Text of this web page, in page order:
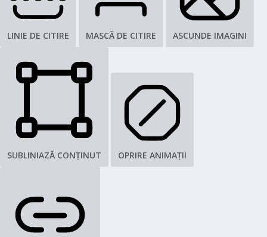
LINIE DE CITIRE MASCĂ DE CITIRE ASCUNDE IMAGINI
SUBLINIAZĂ CONȚINUT OPRIRE ANIMAȚII